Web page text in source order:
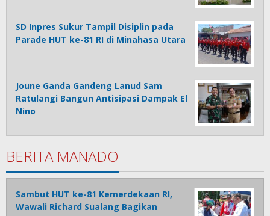
SD Inpres Sukur Tampil Disiplin pada
Parade HUT ke-81 RI di Minahasa Utara
Joune Ganda Gandeng Lanud Sam
Ratulangi Bangun Antisipasi Dampak El
Nino
BERITA MANADO
Sambut HUT ke-81 Kemerdekaan RI,
Wawali Richard Sualang Bagikan